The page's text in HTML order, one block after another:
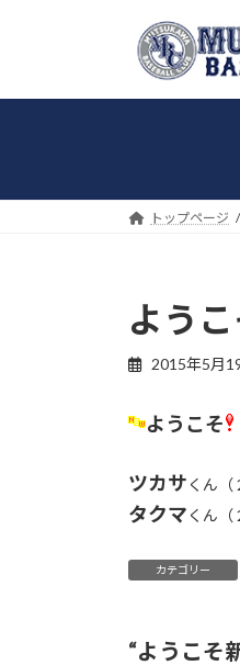
キ
に
トップページ
よう
2015年5月
ようこそ
ツカサ くん（
タクマ くん（
カテゴリー
“ようこそ